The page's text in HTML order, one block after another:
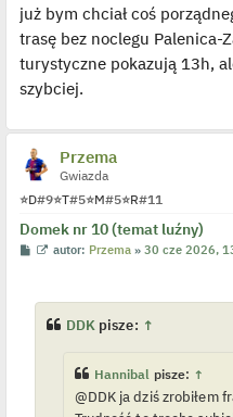
już bym chciał coś
trasę bez noclegu Palenica-
turystyczne pokazują 13h,
szybciej.
Przema
Gwiazda
⭐D#9⭐T#5⭐M#5⭐R#11
Domek nr 10 (temat luźny)
P
W
i
e
t
autor: Przema »30 cze 2026,
DDKpisze: ↑
Hannibal pisze: ↑
@DDK ja dziś zrobiłem